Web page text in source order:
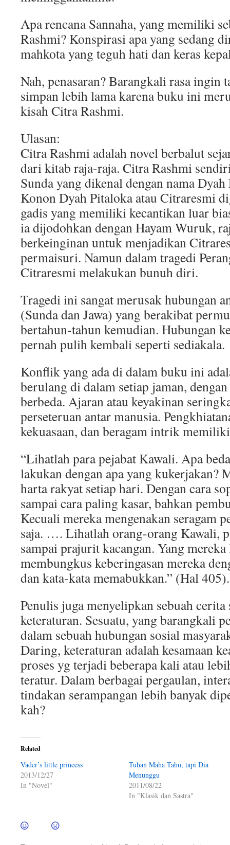
Apa rencana Sannaha, yang memiliki
Rashmi? Konspirasi apa yang sedang
mahkota yang teguh hati dan keras
Nah, penasaran? Barangkali rasa ingin
simpan lebih lama karena buku ini
kisah Citra Rashmi.
Ulasan:
Citra Rashmi adalah novel berbalut
dari kitab raja-raja. Citra Rashmi
Sunda yang dikenal dengan nama
Konon Dyah Pitaloka atau Citraresmi
gadis yang memiliki kecantikan luar
ia dijodohkan dengan Hayam Wuruk,
berkeinginan untuk menjadikan
permaisuri. Namun dalam tragedi
Citraresmi melakukan bunuh diri.
Tragedi ini sangat merusak hubungan
(Sunda dan Jawa) yang berakibat
bertahun-tahun kemudian. Hubungan
pernah pulih kembali seperti sediakala.
Konflik yang ada di dalam buku ini
berulang di dalam setiap jaman,
berbeda. Ajaran atau keyakinan
perseteruan antar manusia.
kekuasaan, dan beragam intrik
“Lihatlah para pejabat Kawali. Apa
lakukan dengan apa yang kukerjakan?
harta rakyat setiap hari. Dengan cara
sampai cara paling kasar, bahkan
Kecuali mereka mengenakan seragam
saja. …. Lihatlah orang-orang Kawali,
sampai prajurit kacangan. Yang
membungkus keberingasan mereka
dan kata-kata memabukkan.” (Hal 405).
Penulis juga menyelipkan sebuah cerita
keteraturan. Sesuatu, yang barangkali
dalam sebuah hubungan sosial
Daring, keteraturan adalah kesamaan
proses yg terjadi beberapa kali atau
teratur. Dalam berbagai pergaulan,
tindakan serampangan lebih banyak
kah?
Related
Vader’s little princess
2013/12/27
In "Novel"
Tuhan Maha Tahu, tapi Dia
Menunggu
2011/08/22
In "Klasik dan Sastra"